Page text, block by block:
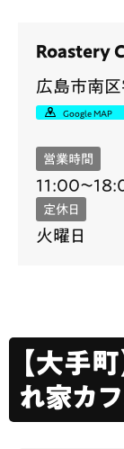
Roastery
広島市南
Google MAP
営業時間
11:00〜
定休日
火曜日
【大手
れ家カ